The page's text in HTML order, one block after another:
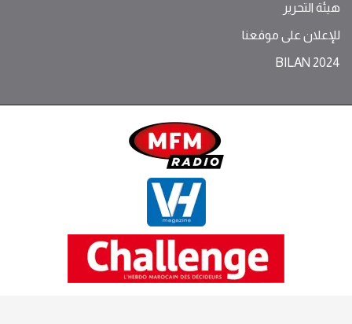
هيئة التحرير
للإعلان على موقعنا
BILAN 2024